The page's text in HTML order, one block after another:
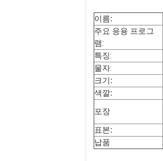
이름:
주요 응용 프로그
램:
특징:
물자:
크기:
색깔:
포장
표본:
납품